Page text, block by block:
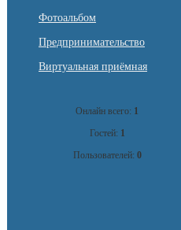
Фотоальбом
Предпринимательство
Виртуальная приёмная
Онлайн всего: 1
Гостей: 1
Пользователей: 0